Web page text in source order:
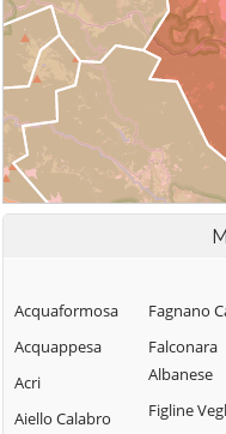
Acquaformosa
Acquappesa
Acri
Aiello Calabro
Fagnano
Falconara
Albanese
Figline